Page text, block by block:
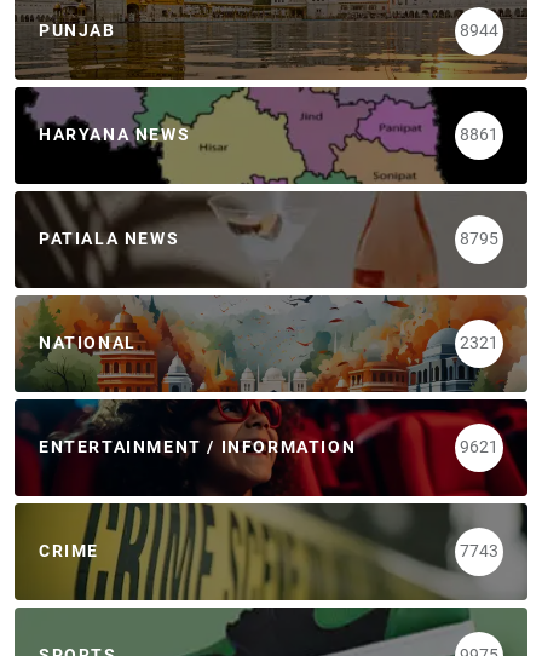
PUNJAB 8944
HARYANA NEWS 8861
PATIALA NEWS 8795
NATIONAL 2321
ENTERTAINMENT / INFORMATION 9621
CRIME 7743